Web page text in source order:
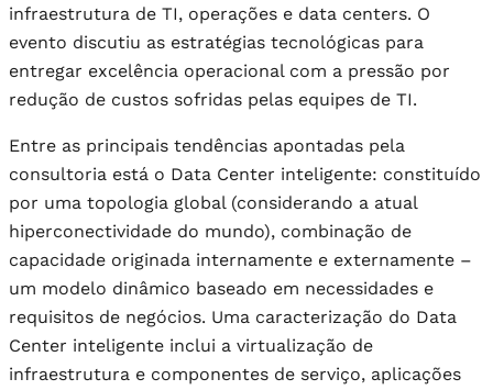
infraestrutura de TI, operações e data centers. O
evento discutiu as estratégias tecnológicas para
entregar excelência operacional com a pressão por
redução de custos sofridas pelas equipes de TI.
Entre as principais tendências apontadas pela
consultoria está o Data Center inteligente: constituído
por uma topologia global (considerando a atual
hiperconectividade do mundo), combinação de
capacidade originada internamente e externamente –
um modelo dinâmico baseado em necessidades e
requisitos de negócios. Uma caracterização do Data
Center inteligente inclui a virtualização de
infraestrutura e componentes de serviço, aplicações